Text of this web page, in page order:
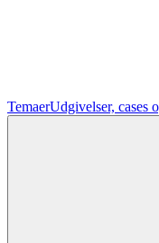
TemaerUdgivelser, cases